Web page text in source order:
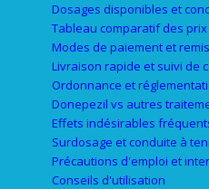
Dosages disponibles et
Tableau comparatif des prix
Modes de paiement et
Livraison rapide et suivi de
Ordonnance et
Donepezil vs autres
Effets indésirables
Surdosage et conduite à
Précautions d'emploi et
Conseils d'utilisation